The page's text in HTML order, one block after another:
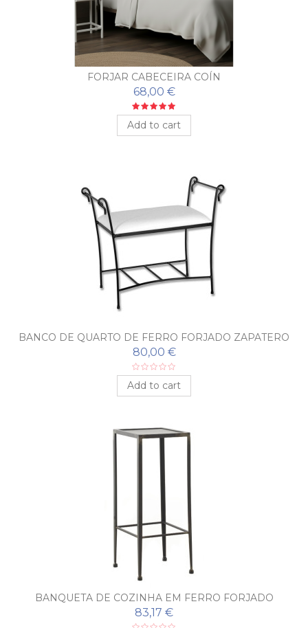
FORJAR CABECEIRA COÍN
68,00 €
Add to cart
BANCO DE QUARTO DE FERRO FORJADO ZAPATERO
80,00 €
Add to cart
BANQUETA DE COZINHA EM FERRO FORJADO
83,17 €